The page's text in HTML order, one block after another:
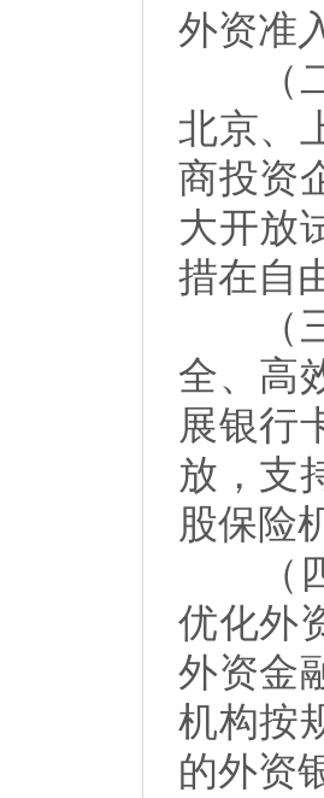
外资准
（二
北京、
商投资
大开放
措在自
（三
全、高
展银行
放，支
股保险
（四
优化外
外资金
机构按
的外资